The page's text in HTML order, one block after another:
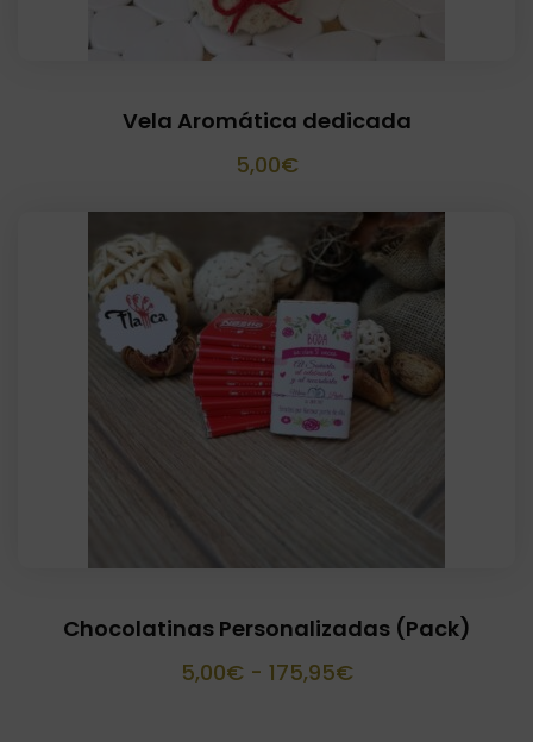
Vela Aromática dedicada
5,00€
Chocolatinas Personalizadas (Pack)
5,00€ - 175,95€Rango